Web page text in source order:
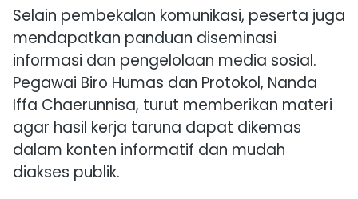
Selain pembekalan komunikasi, peserta juga
mendapatkan panduan diseminasi
informasi dan pengelolaan media sosial.
Pegawai Biro Humas dan Protokol, Nanda
Iffa Chaerunnisa, turut memberikan materi
agar hasil kerja taruna dapat dikemas
dalam konten informatif dan mudah
diakses publik.